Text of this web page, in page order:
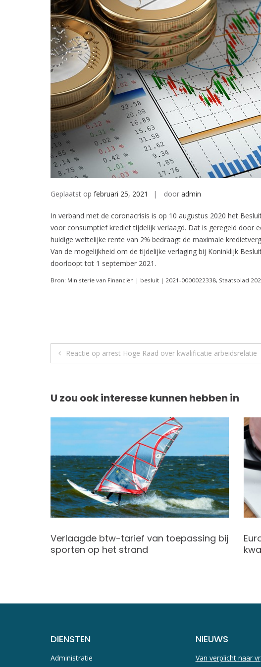
Geplaatst op februari 25, 2021 door admin
In verband met de coronacrisis is op 10 augustus 2020 het
voor consumptief krediet tijdelijk verlaagd. Dat is geregeld door
huidige wettelijke rente van 2% bedraagt de maximale
Van de mogelijkheid om de tijdelijke verlaging bij Koninklijk
doorloopt tot 1 september 2021.
Bron: Ministerie van Financiën | besluit | 2021-0000022338, Staatsblad
Berichtnavigatie
Reactie op arrest Hoge Raad over kwalificatie arbeidsrelatie
U zou ook interesse kunnen hebben in
Verlaagde btw-tarief van toepassing bij
sporten op het strand
DIENSTEN
Administratie
NIEUWS
Van verplicht naar